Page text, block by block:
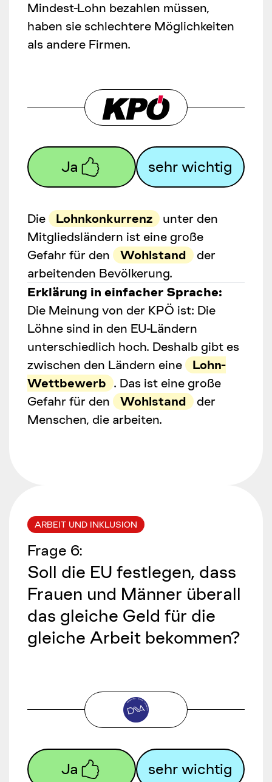
Mindest-Lohn bezahlen müssen,
haben sie schlechtere Möglichkeiten
als andere Firmen.
Ja sehr wichtig
Die Lohnkonkurrenz
unter den
Mitgliedsländern ist eine große
Gefahr für den
Wohlstand
der
arbeitenden Bevölkerung.
Erklärung in einfacher Sprache:
Die Meinung von der KPÖ ist: Die
Löhne sind in den EU-Ländern
unterschiedlich hoch. Deshalb gibt es
zwischen den Ländern eine
Lohn-
Wettbewerb . Das ist eine große
Gefahr für den
Wohlstand
der
Menschen, die arbeiten.
ARBEIT UND INKLUSION
Frage 6:
Soll die EU festlegen, dass
Frauen und Männer überall
das gleiche Geld für die
gleiche Arbeit bekommen?
Ja sehr wichtig